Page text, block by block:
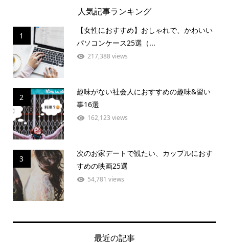
人気記事ランキング
1
【女性におすすめ】おしゃれで、かわいい
パソコンケース25選（...
217,388 views
2
趣味がない社会人におすすめの趣味&習い
事16選
162,123 views
3
次のお家デートで観たい、カップルにおす
すめの映画25選
54,781 views
最近の記事